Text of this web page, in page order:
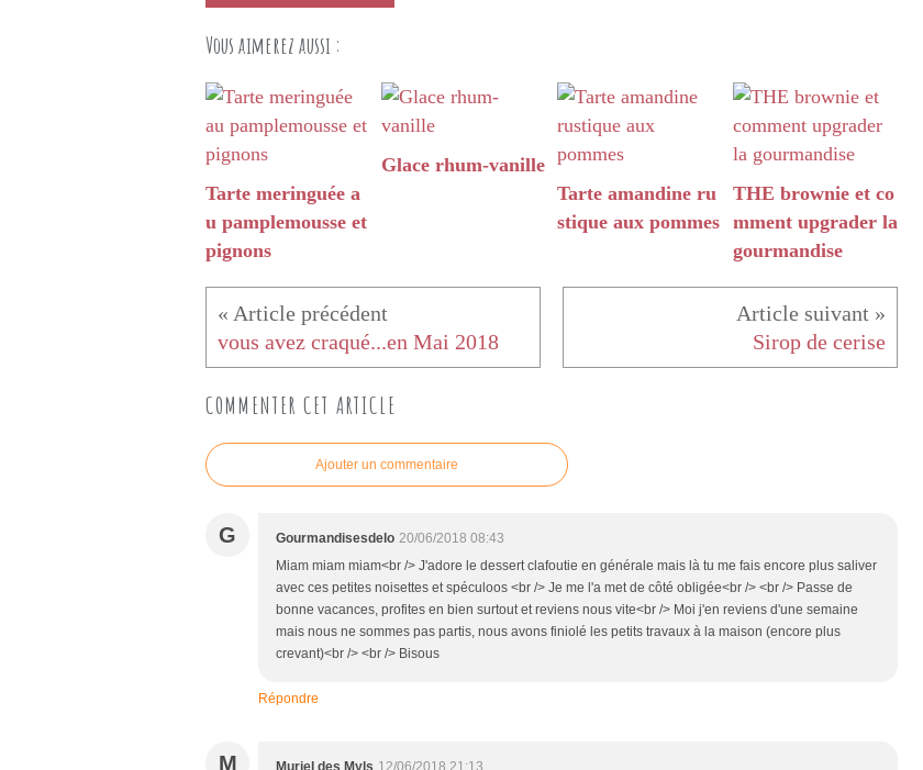
Vous aimerez aussi :
Tarte meringuée a
u pamplemousse et
pignons
Glace rhum-vanille
Tarte amandine ru
stique aux pommes
THE brownie et co
mment upgrader la
gourmandise
vous avez craqué...en Mai 2018 Sirop de cerise
COMMENTER CET ARTICLE
Ajouter un commentaire
G Gourmandisesdelo 20/06/2018 08:43
Miam miam miam<br /> J'adore le dessert clafoutie en générale mais là tu me fais encore plus saliver
avec ces petites noisettes et spéculoos <br /> Je me l'a met de côté obligée<br /> <br /> Passe de
bonne vacances, profites en bien surtout et reviens nous vite<br /> Moi j'en reviens d'une semaine
mais nous ne sommes pas partis, nous avons finiolé les petits travaux à la maison (encore plus
crevant)<br /> <br /> Bisous
Répondre
M